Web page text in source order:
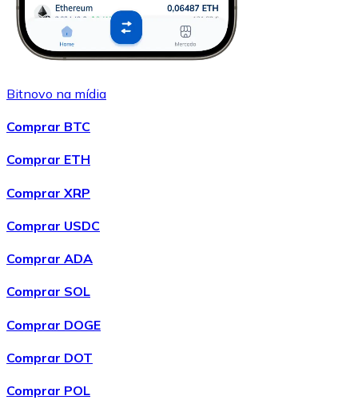
Bitnovo na mídia
Comprar BTC
Comprar ETH
Comprar XRP
Comprar USDC
Comprar ADA
Comprar SOL
Comprar DOGE
Comprar DOT
Comprar POL